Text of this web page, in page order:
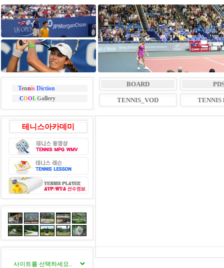
TennisDiction
COOLGallery
BOARD
TENNIS_VOD TENNIS
테니스아카데미